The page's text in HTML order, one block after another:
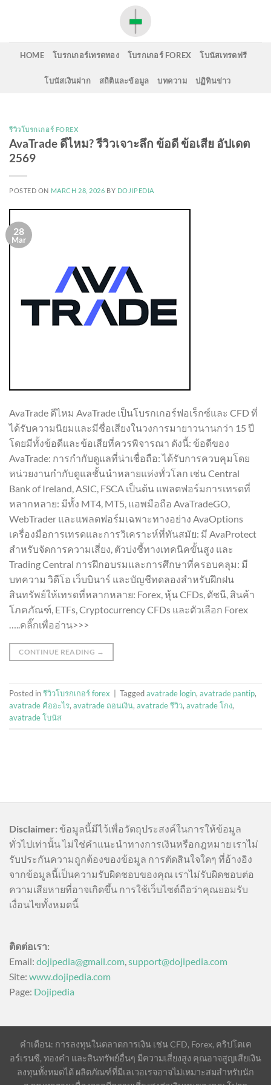
HOME โบรกเกอร์เทรดทอง โบรกเกอร์ FOREX โบนัสเทรดฟรี
โบนัสเงินฝาก สถิติและข้อมูล บทความ ปฏิทินข่าว
รีวิวโบรกเกอร์ FOREX
AvaTrade ดีไหม? รีวิวเจาะลึก ข้อดี ข้อเสีย อัปเดต
2569
POSTED ON MARCH 28, 2026 BY DOJIPEDIA
28
Mar
AvaTrade ดีไหม AvaTrade เป็นโบรกเกอร์ฟอเร็กซ์และ CFD ที่
ได้รับความนิยมและมีชื่อเสียงในวงการมายาวนานกว่า 15 ปี
โดยมีทั้งข้อดีและข้อเสียที่ควรพิจารณา ดังนี้: ข้อดีของ
AvaTrade: การกำกับดูแลที่น่าเชื่อถือ: ได้รับการควบคุมโดย
หน่วยงานกำกับดูแลชั้นนำหลายแห่งทั่วโลก เช่น Central
Bank of Ireland, ASIC, FSCA เป็นต้น แพลตฟอร์มการเทรดที่
หลากหลาย: มีทั้ง MT4, MT5, แอพมือถือ AvaTradeGO,
WebTrader และแพลตฟอร์มเฉพาะทางอย่าง AvaOptions
เครื่องมือการเทรดและการวิเคราะห์ที่ทันสมัย: มี AvaProtect
สำหรับจัดการความเสี่ยง, ตัวบ่งชี้ทางเทคนิคขั้นสูง และ
Trading Central การฝึกอบรมและการศึกษาที่ครอบคลุม: มี
บทความ วิดีโอ เว็บบินาร์ และบัญชีทดลองสำหรับฝึกฝน
สินทรัพย์ให้เทรดที่หลากหลาย: Forex, หุ้น CFDs, ดัชนี, สินค้า
โภคภัณฑ์, ETFs, Cryptocurrency CFDs และตัวเลือก Forex
…..คลิ๊กเพื่ออ่าน>>>
CONTINUE READING →
Posted inรีวิวโบรกเกอร์ forex Taggedavatrade login, avatrade pantip,
avatrade คืออะไร, avatrade ถอนเงิน, avatrade รีวิว, avatrade โกง,
avatrade โบนัส
Disclaimer: ข้อมูลนี้มีไว้เพื่อวัตถุประสงค์ในการให้ข้อมูล
ทั่วไปเท่านั้น ไม่ใช่คำแนะนำทางการเงินหรือกฎหมาย เราไม่
รับประกันความถูกต้องของข้อมูล การตัดสินใจใดๆ ที่อ้างอิง
จากข้อมูลนี้เป็นความรับผิดชอบของคุณ เราไม่รับผิดชอบต่อ
ความเสียหายที่อาจเกิดขึ้น การใช้เว็บไซต์ถือว่าคุณยอมรับ
เงื่อนไขทั้งหมดนี้
ติดต่อเรา:
Email: dojipedia@gmail.com,support@dojipedia.com
Site: www.dojipedia.com
Page: Dojipedia
คำเตือน: การลงทุนในตลาดการเงิน เช่น CFD, Forex, คริปโตเค
อร์เรนซี, ทองคำ และสินทรัพย์อื่นๆ มีความเสี่ยงสูง คุณอาจสูญเสียเงิน
ลงทุนทั้งหมดได้ ผลิตภัณฑ์ที่มีเลเวอเรจอาจไม่เหมาะสมสำหรับนัก